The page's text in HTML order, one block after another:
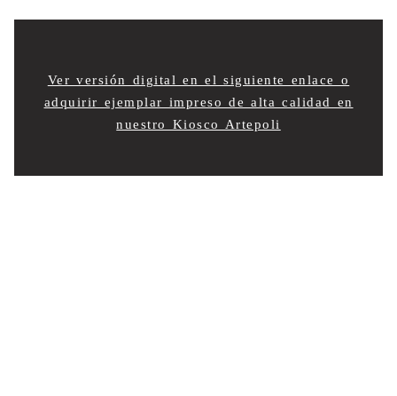
Ver versión digital en el siguiente enlace o
adquirir ejemplar impreso de alta calidad en
nuestro Kiosco Artepoli